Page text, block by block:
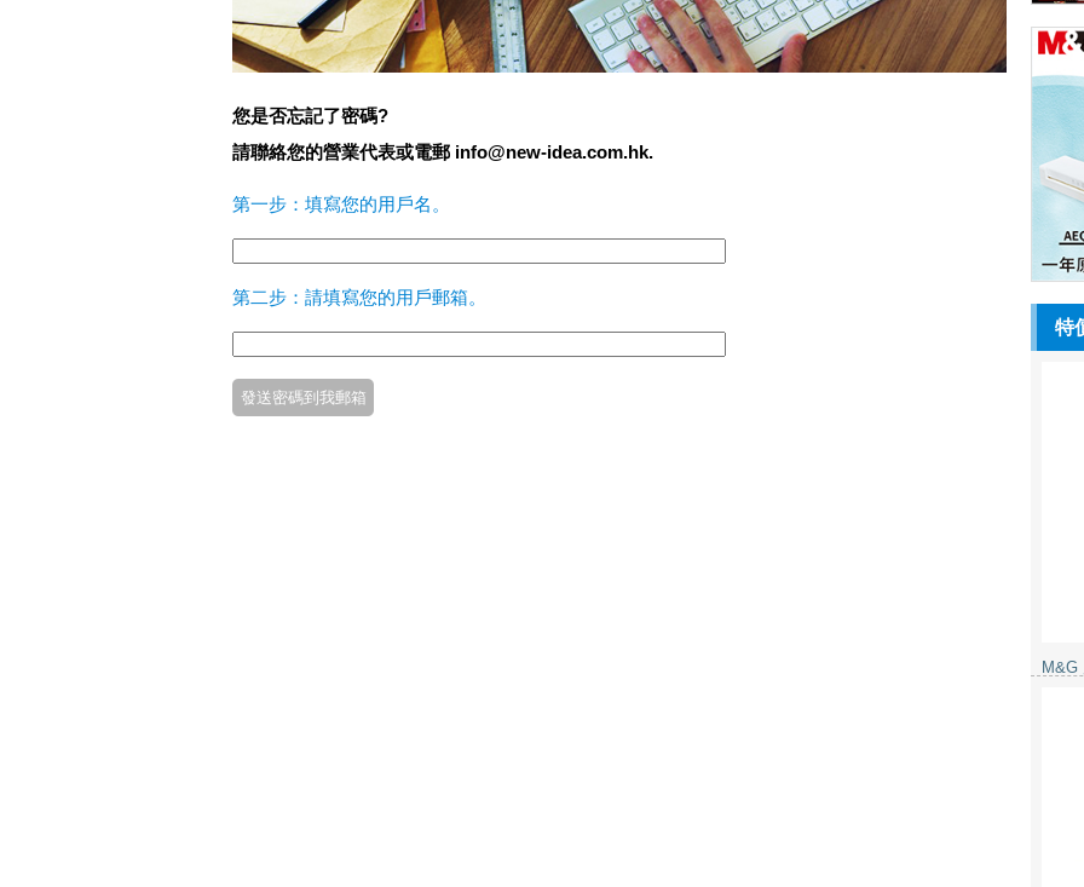
您是否忘記了密碼?
請聯絡您的營業代表或電郵 info@new-idea.com.hk.
第一步：填寫您的用戶名。
第二步：請填寫您的用戶郵箱。
發送密碼到我郵箱
特
M&G